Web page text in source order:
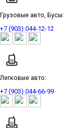
Грузовые авто, Бусы:
+7 (903) 044-12-12
Легковые авто:
+7 (903) 044-66-99